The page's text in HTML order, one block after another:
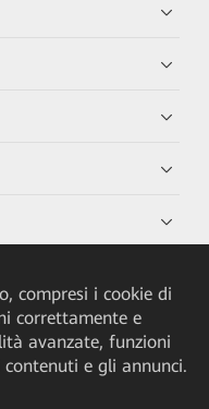
compresi i cookie di
correttamente e
avanzate, funzioni
e gli annunci.